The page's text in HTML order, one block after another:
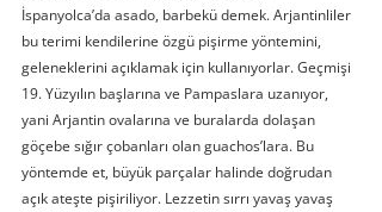
İspanyolca’da asado, barbekü demek. Arjantinliler
bu terimi kendilerine özgü pişirme yöntemini,
geleneklerini açıklamak için kullanıyorlar. Geçmişi
19. Yüzyılın başlarına ve Pampaslara uzanıyor,
yani Arjantin ovalarına ve buralarda dolaşan
göçebe sığır çobanları olan guachos’lara. Bu
yöntemde et, büyük parçalar halinde doğrudan
açık ateşte pişiriliyor. Lezzetin sırrı yavaş yavaş